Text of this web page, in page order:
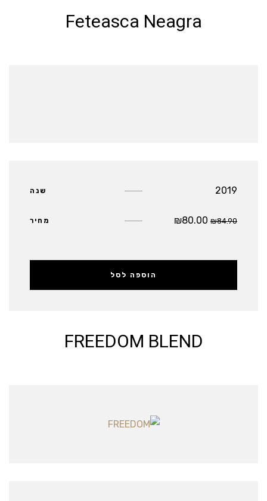
Feteasca Neagra
שנה 2019
מחיר ₪84.90
₪80.00
הוספה לסל
FREEDOM BLEND